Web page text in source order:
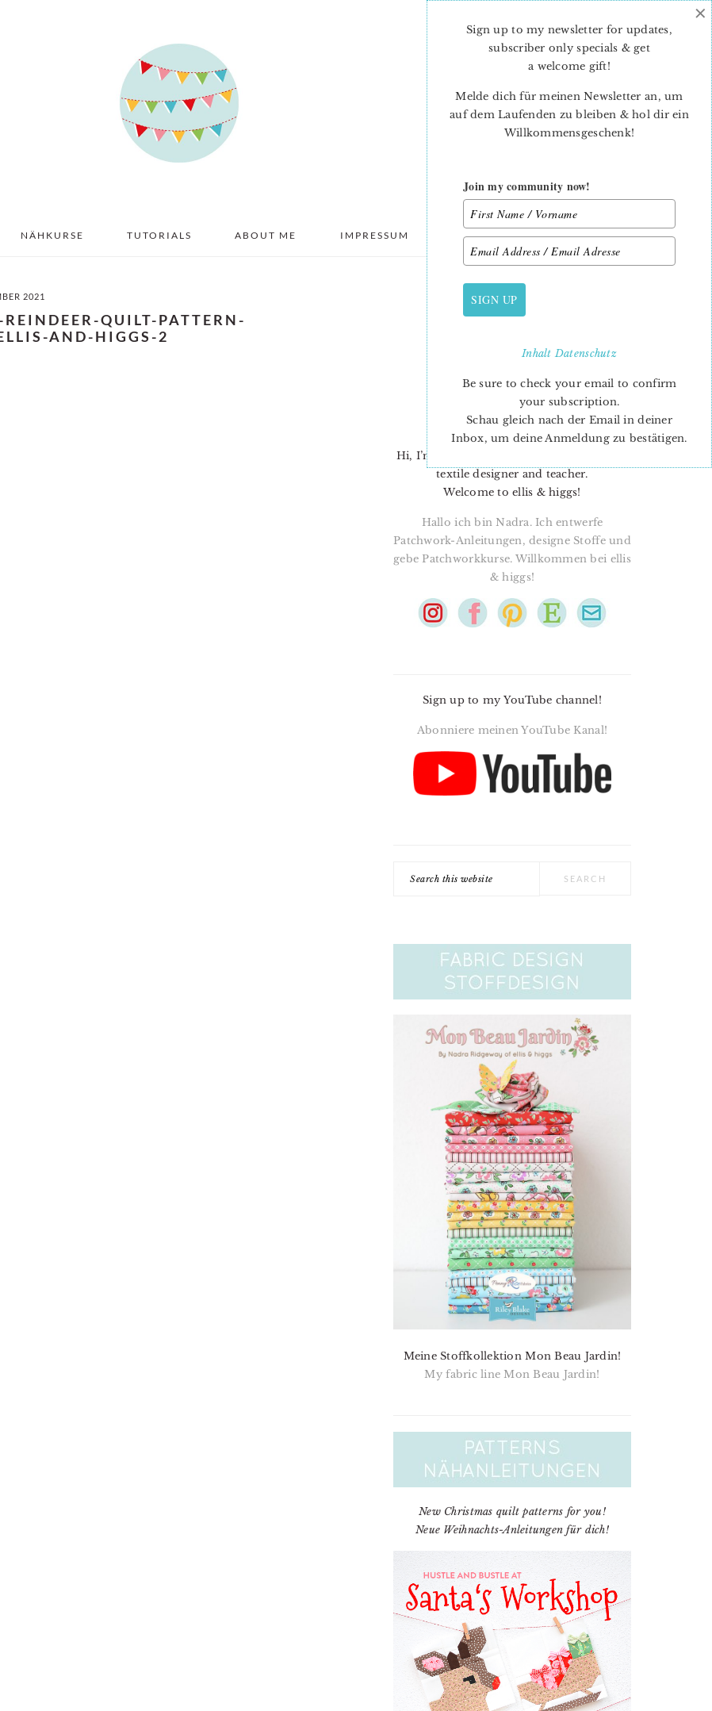
NÄHKURSE TUTORIALS ABOUT ME IMPRESSUM DATENSCHUTZ
2021
QUILT-PATTERN-
AND-HIGGS-2
PRIMARY
SIDEBAR
Hi, I’m Nadra. I’m a quilt pattern designer,
textile designer and teacher.
Welcome to ellis & higgs!
Hallo ich bin Nadra. Ich entwerfe
Patchwork-Anleitungen, designe Stoffe und
gebe Patchworkkurse. Willkommen bei ellis
& higgs!
Sign up to my YouTube channel!
Abonniere meinen YouTube Kanal!
Meine Stoffkollektion Mon Beau Jardin!
My fabric line Mon Beau Jardin!
New Christmas quilt patterns for you!
Neue Weihnachts-Anleitungen für dich!
Sign up to my newsletter for updates,
subscriber only specials & get
a welcome gift!
Melde dich für meinen Newsletter an, um
auf dem Laufenden zu bleiben & hol dir ein
Willkommensgeschenk!
Join my community now!
SIGN UP
InhaltDatenschutz
Be sure to check your email to confirm
your subscription.
Schau gleich nach der Email in deiner
Inbox, um deine Anmeldung zu bestätigen.
×